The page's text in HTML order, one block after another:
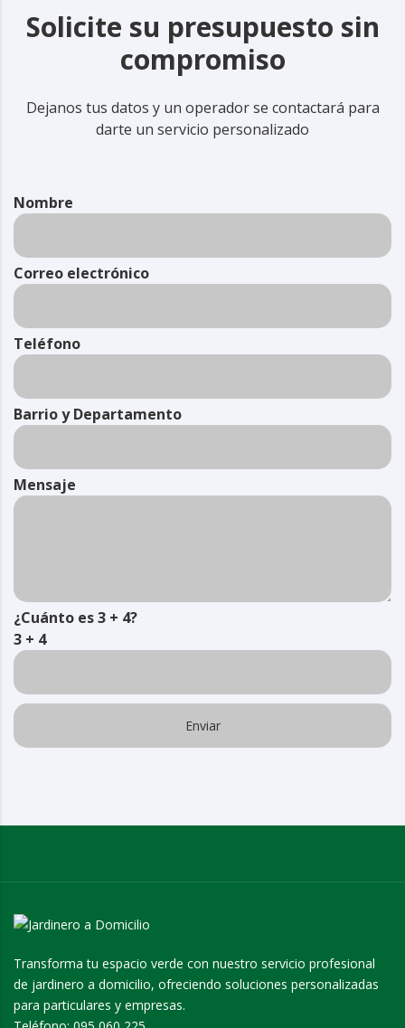
Solicite su presupuesto sin
compromiso
Dejanos tus datos y un operador se contactará para
darte un servicio personalizado
Nombre
Correo electrónico
Teléfono
Barrio y Departamento
Mensaje
¿Cuánto es 3 + 4?
3 + 4
Transforma tu espacio verde con nuestro servicio profesional
de jardinero a domicilio, ofreciendo soluciones personalizadas
para particulares y empresas.